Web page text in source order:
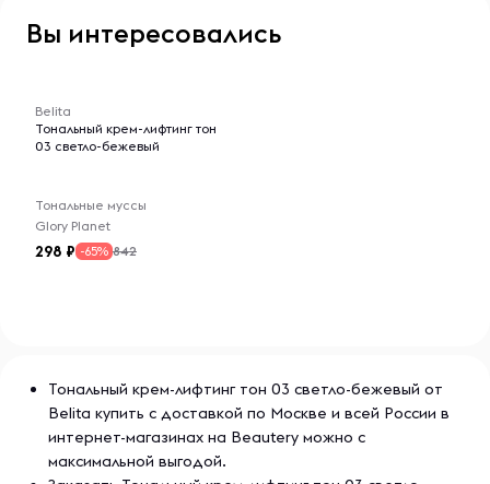
Вы интересовались
Belita
Тональный крем-лифтинг тон
03 светло-бежевый
Тональные муссы
Glory Planet
298 -65% 842
Тональный крем-лифтинг тон 03 светло-бежевый от
Belita купить с доставкой по Москве и всей России в
интернет-магазинах на Beautery можно с
максимальной выгодой.